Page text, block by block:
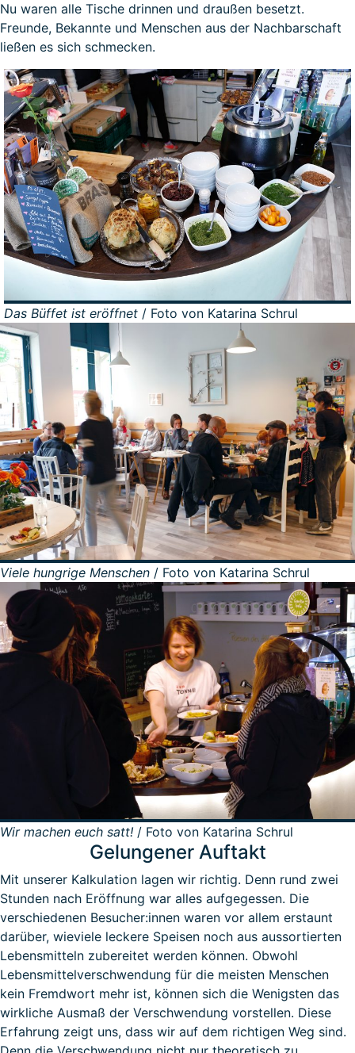
Nu waren alle Tische drinnen und draußen besetzt.
Freunde, Bekannte und Menschen aus der Nachbarschaft
ließen es sich schmecken.
Das Büffet ist eröffnet / Foto von Katarina Schrul
Viele hungrige Menschen / Foto von Katarina Schrul
Wir machen euch satt! / Foto von Katarina Schrul
Gelungener Auftakt
Mit unserer Kalkulation lagen wir richtig. Denn rund zwei
Stunden nach Eröffnung war alles aufgegessen. Die
verschiedenen Besucher:innen waren vor allem erstaunt
darüber, wieviele leckere Speisen noch aus aussortierten
Lebensmitteln zubereitet werden können. Obwohl
Lebensmittelverschwendung für die meisten Menschen
kein Fremdwort mehr ist, können sich die Wenigsten das
wirkliche Ausmaß der Verschwendung vorstellen. Diese
Erfahrung zeigt uns, dass wir auf dem richtigen Weg sind.